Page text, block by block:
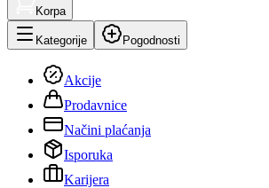
Korpa
Kategorije Pogodnosti
Akcije
Prodavnice
Načini plaćanja
Isporuka
Karijera